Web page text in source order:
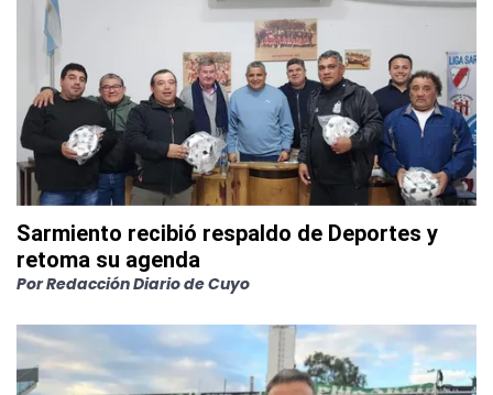
Sarmiento recibió respaldo de Deportes y
retoma su agenda
PorRedacción Diario de Cuyo